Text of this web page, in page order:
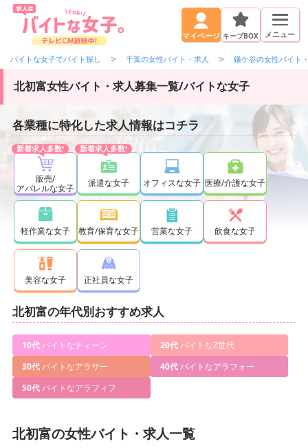
マイページ キープBOX メニュー
バイトな女子でバイト探し 千葉の女性バイト・求人 鎌ケ谷の女性バイト
北初富女性バイト・求人募集一覧/バイトな女子
各業種に特化した求人情報はコチラ
販売/
アパレルな女子
派遣な女子 オフィスな女子 医療/介護な女子
軽作業な女子 教育/保育な女子 営業な女子 飲食な女子
美容な女子 正社員な女子
北初富の年代別おすすめ求人
10代バイトなティーン 20代バイトなZ世代
30代バイトなアラサー 40代バイトなアラフォー
50代バイトなアラフィフ
北初富の女性バイト・求人一覧